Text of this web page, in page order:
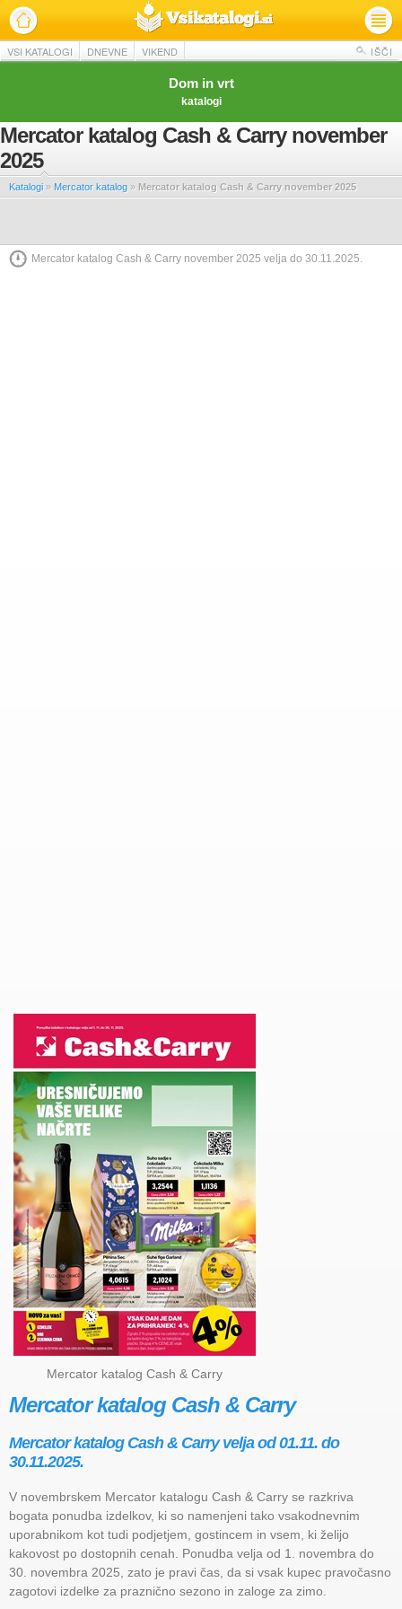
VSI KATALOGI DNEVNE VIKEND IŠČI
Dom in vrt
katalogi
Mercator katalog Cash & Carry november
2025
Katalogi » Mercator katalog » Mercator katalog Cash & Carry november 2025
Mercator katalog Cash & Carry november 2025 velja do 30.11.2025.
Mercator katalog Cash & Carry
Mercator katalog Cash & Carry
Mercator katalog Cash & Carry velja od 01.11. do
30.11.2025.
V novembrskem Mercator katalogu Cash & Carry se razkriva
bogata ponudba izdelkov, ki so namenjeni tako vsakodnevnim
uporabnikom kot tudi podjetjem, gostincem in vsem, ki želijo
kakovost po dostopnih cenah. Ponudba velja od 1. novembra do
30. novembra 2025, zato je pravi čas, da si vsak kupec pravočasno
zagotovi izdelke za praznično sezono in zaloge za zimo.